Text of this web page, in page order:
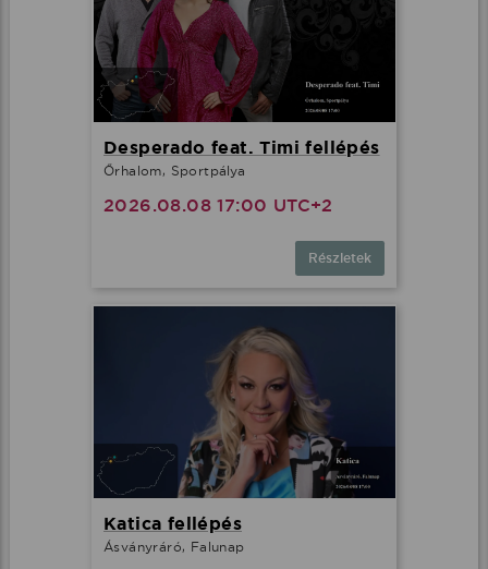
Desperado feat. Timi fellépés
Őrhalom, Sportpálya
2026.08.08 17:00 UTC+2
Részletek
Katica fellépés
Ásványráró, Falunap